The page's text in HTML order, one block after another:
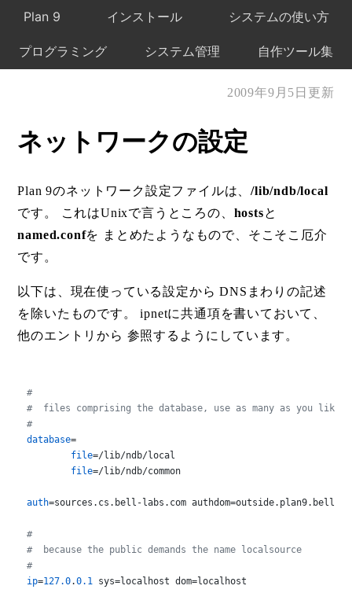
Plan 9 インストール システムの使い方
プログラミング システム管理 自作ツール集
2009年9月5日更新
ネットワークの設定
Plan 9のネットワーク設定ファイルは、/lib/ndb/local
です。 これはUnixで言うところの、 hostsと
named.confを まとめたようなもので、そこそこ厄介
です。
以下は、現在使っている設定から DNSまわりの記述
を除いたものです。 ipnetに共通項を書いておいて、
他のエントリから 参照するようにしています。
#
#  files comprising the database, use as many as you like,
#
database=
file=/lib/ndb/local
file=/lib/ndb/common
auth=sources.cs.bell-labs.com authdom=outside.plan9.bell-
#
#  because the public demands the name localsource
#
ip=127.0.0.1 sys=localhost dom=localhost